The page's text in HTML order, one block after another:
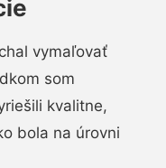
vymaľovať
som
kvalitne,
bola na úrovni